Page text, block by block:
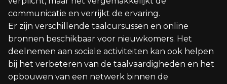
communicatie en verrijkt de ervaring.
Er zijn verschillende taalcursussen en online
bronnen beschikbaar voor nieuwkomers. Het
deelnemen aan sociale activiteiten kan ook helpen
bij het verbeteren van de taalvaardigheden en het
opbouwen van een netwerk binnen de